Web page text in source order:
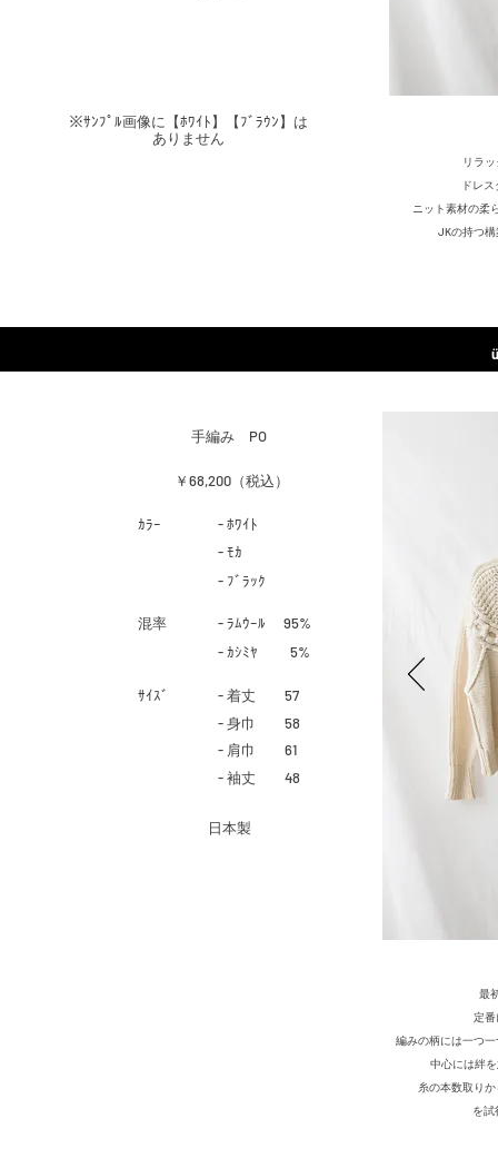
​※ｻﾝﾌﾟﾙ画像に【ﾎﾜｲﾄ】【ﾌﾞﾗｳﾝ】は
ありません
リラ
ドレ
ニット素材の柔
JKの持つ構
​手編み PO
￥68,200（税込）
​ｶﾗｰ
- ﾎﾜｲﾄ
- ﾓｶ
- ﾌﾞﾗｯｸ
​混率
- ﾗﾑｳｰﾙ 95%
- ｶｼﾐﾔ 5%
​ｻｲｽﾞ
- 着丈 57
- 身巾 58
- 肩巾 61
- 袖丈 48
​日本製
最
定番
編みの柄には一つ
中心には絆
糸の本数取り
を試